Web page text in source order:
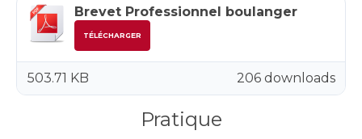
Brevet Professionnel boulanger
TÉLÉCHARGER
206 downloads
503.71 KB
Pratique